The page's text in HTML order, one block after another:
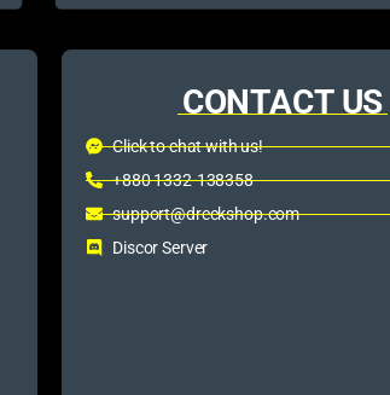
CONTACT US
Click to chat with us!
+880 1332-138358
support@dreckshop.com
Discor Server